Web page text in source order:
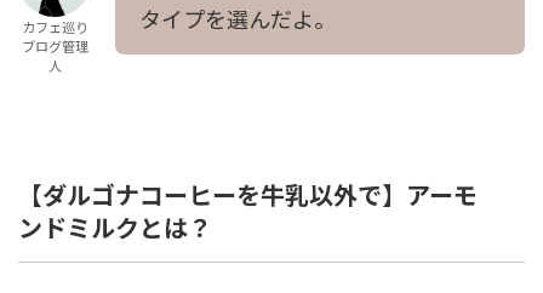
カフェ巡り
ブログ管理
人
タイプを選んだよ。
【ダルゴナコーヒーを牛乳以外で】アーモ
ンドミルクとは？